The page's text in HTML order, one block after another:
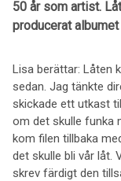
50 år som artist.
producerat
Lisa berättar: Låten
sedan. Jag tänkte
skickade ett utkast
om det skulle funka
kom filen tillbaka
det skulle bli vår låt.
skrev färdigt den